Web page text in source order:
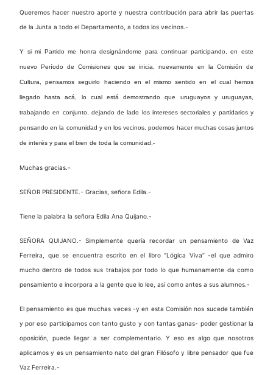
Queremos hacer nuestro aporte y nuestra contribución para abrir las puertas
de la Junta a todo el Departamento, a todos los vecinos.-
Y si mi Partido me honra designándome para continuar participando, en este
nuevo Período de Comisiones que se inicia, nuevamente en la Comisión de
Cultura, pensamos seguirlo haciendo en el mismo sentido en el cual hemos
llegado hasta acá, lo cual está demostrando que uruguayos y uruguayas,
trabajando en conjunto, dejando de lado los intereses sectoriales y partidarios y
pensando en la comunidad y en los vecinos, podemos hacer muchas cosas juntos
de interés y para el bien de toda la comunidad.-
Muchas gracias.-
SEÑOR PRESIDENTE.- Gracias, señora Edila.-
Tiene la palabra la señora Edila Ana Quijano.-
SEÑORA QUIJANO.- Simplemente quería recordar un pensamiento de Vaz
Ferreira, que se encuentra escrito en el libro “Lógica Viva” -el que admiro
mucho dentro de todos sus trabajos por todo lo que humanamente da como
pensamiento e incorpora a la gente que lo lee, así como antes a sus alumnos.-
El pensamiento es que muchas veces -y en esta Comisión nos sucede también
y por eso participamos con tanto gusto y con tantas ganas- poder gestionar la
oposición, puede llegar a ser complementario. Y eso es algo que nosotros
aplicamos y es un pensamiento nato del gran Filósofo y libre pensador que fue
Vaz Ferreira.-